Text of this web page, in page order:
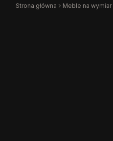
Strona główna Meble na wymiar